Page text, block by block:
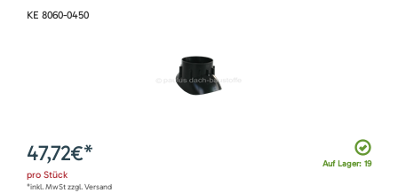
KE 8060-0450
Auf Lager: 19
47,72€*
pro Stück
*inkl. MwSt zzgl. Versand